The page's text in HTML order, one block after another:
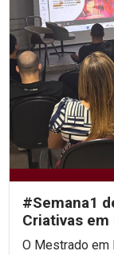
#Semana1
Criativas
O Mestrado em